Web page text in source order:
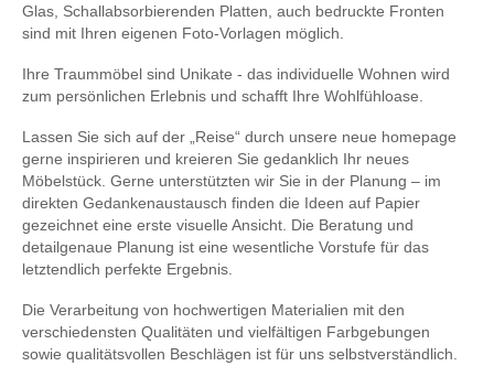
Glas, Schallabsorbierenden Platten, auch bedruckte Fronten
sind mit Ihren eigenen Foto-Vorlagen möglich.
Ihre Traummöbel sind Unikate - das individuelle Wohnen wird
zum persönlichen Erlebnis und schafft Ihre Wohlfühloase.
Lassen Sie sich auf der „Reise“ durch unsere neue homepage
gerne inspirieren und kreieren Sie gedanklich Ihr neues
Möbelstück. Gerne unterstützten wir Sie in der Planung – im
direkten Gedankenaustausch finden die Ideen auf Papier
gezeichnet eine erste visuelle Ansicht. Die Beratung und
detailgenaue Planung ist eine wesentliche Vorstufe für das
letztendlich perfekte Ergebnis.
Die Verarbeitung von hochwertigen Materialien mit den
verschiedensten Qualitäten und vielfältigen Farbgebungen
sowie qualitätsvollen Beschlägen ist für uns selbstverständlich.